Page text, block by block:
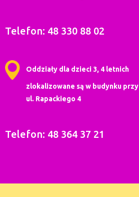
Telefon: 48 330 88 02
Oddziały dla dzieci 3, 4 letnich
zlokalizowane są w budynku przy
ul. Rapackiego 4
Telefon: 48 364 37 21